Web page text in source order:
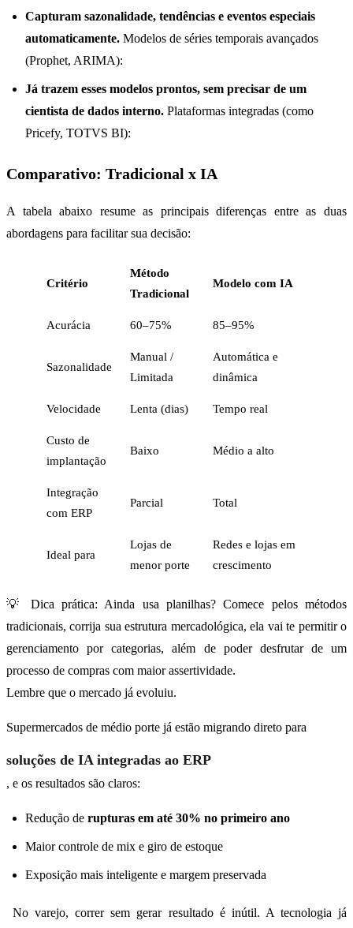
Capturam sazonalidade, tendências e eventos especiais
automaticamente. Modelos de séries temporais avançados
(Prophet, ARIMA):
Já trazem esses modelos prontos, sem precisar de um
cientista de dados interno. Plataformas integradas (como
Pricefy, TOTVS BI):
Comparativo: Tradicional x IA
A tabela abaixo resume as principais diferenças entre as duas
abordagens para facilitar sua decisão:
Critério
Método
Tradicional
Modelo com IA
Acurácia 60–75% 85–95%
Sazonalidade
Manual /
Limitada
Automática e
dinâmica
Velocidade Lenta (dias) Tempo real
Custo de
implantação
Baixo Médio a alto
Integração
com ERP
Parcial Total
Ideal para
Lojas de
menor porte
Redes e lojas em
crescimento
💡 Dica prática: Ainda usa planilhas? Comece pelos métodos
tradicionais, corrija sua estrutura mercadológica, ela vai te permitir o
gerenciamento por categorias, além de poder desfrutar de um
processo de compras com maior assertividade.
Lembre que o mercado já evoluiu.
Supermercados de médio porte já estão migrando direto para
soluções de IA integradas ao ERP
, e os resultados são claros:
Redução de rupturas em até 30% no primeiro ano
Maior controle de mix e giro de estoque
Exposição mais inteligente e margem preservada
No varejo, correr sem gerar resultado é inútil. A tecnologia já